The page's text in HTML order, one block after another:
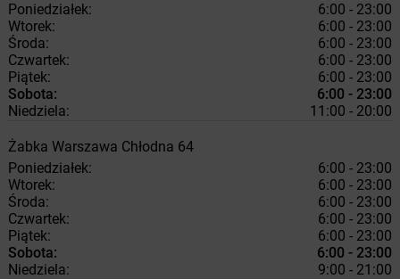
Poniedziałek:
6:00 - 23:00
Wtorek:
6:00 - 23:00
Środa:
6:00 - 23:00
Czwartek:
6:00 - 23:00
Piątek:
6:00 - 23:00
Sobota:
6:00 - 23:00
Niedziela:
11:00 - 20:00
Żabka Warszawa Chłodna 64
Poniedziałek:
6:00 - 23:00
Wtorek:
6:00 - 23:00
Środa:
6:00 - 23:00
Czwartek:
6:00 - 23:00
Piątek:
6:00 - 23:00
Sobota:
6:00 - 23:00
Niedziela:
9:00 - 21:00